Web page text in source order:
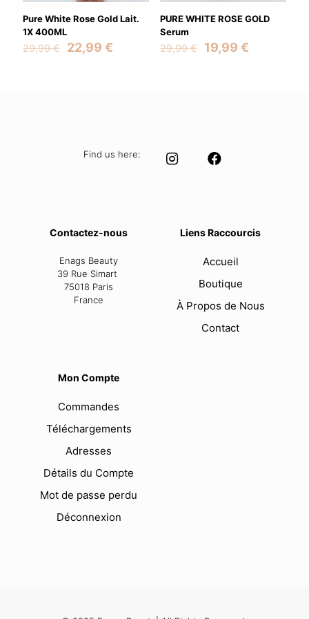
Pure White Rose Gold Lait.
1X 400ML
29,99€
Original
22,99 €
PURE WHITE ROSE GOLD
Serum
29,99€
Original
19,99 €Current
Find us here:
Contactez-nous
Enags Beauty
39 Rue Simart
75018 Paris
France
Liens Raccourcis
Accueil
Boutique
À Propos de Nous
Contact
Mon Compte
Commandes
Téléchargements
Adresses
Détails du Compte
Mot de passe perdu
Déconnexion